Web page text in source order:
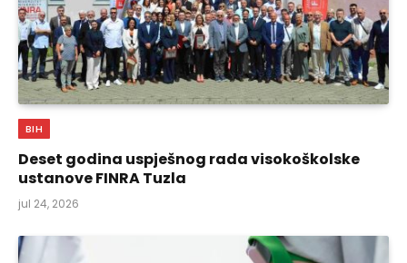
BIH
Deset godina uspješnog rada visokoškolske
ustanove FINRA Tuzla
jul 24, 2026